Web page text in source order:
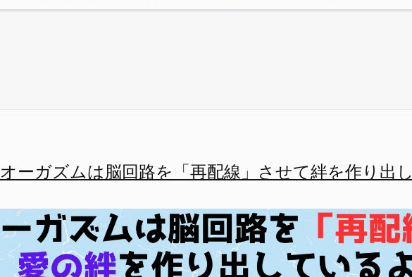
オーガズムは脳回路を「再配線」させて絆を作り出